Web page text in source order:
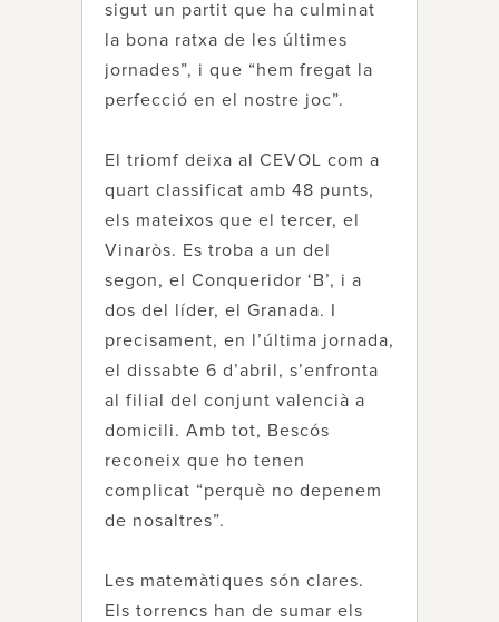
sigut un partit que ha culminat
la bona ratxa de les últimes
jornades”, i que “hem fregat la
perfecció en el nostre joc”.
El triomf deixa al CEVOL com a
quart classificat amb 48 punts,
els mateixos que el tercer, el
Vinaròs. Es troba a un del
segon, el Conqueridor ‘B’, i a
dos del líder, el Granada. I
precisament, en l’última jornada,
el dissabte 6 d’abril, s’enfronta
al filial del conjunt valencià a
domicili. Amb tot, Bescós
reconeix que ho tenen
complicat “perquè no depenem
de nosaltres”.
Les matemàtiques són clares.
Els torrencs han de sumar els